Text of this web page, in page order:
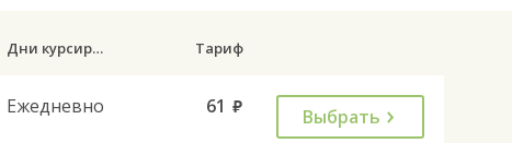
Дни курсирования Тариф
Ежедневно 61 руб. Выбрать